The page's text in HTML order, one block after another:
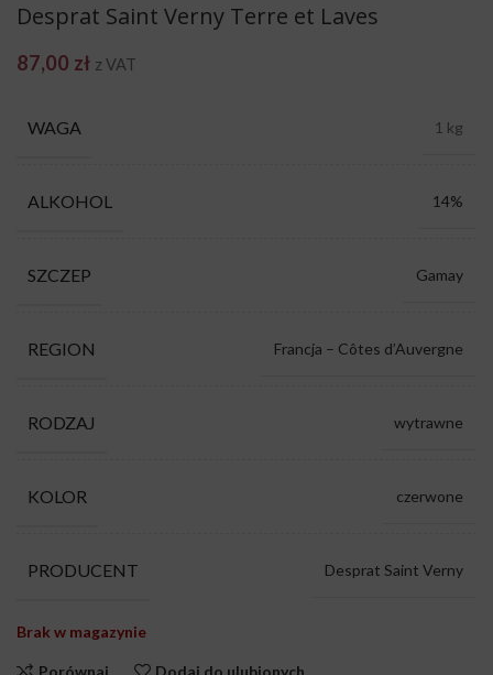
Desprat Saint Verny Terre et Laves
87,00 zł z VAT
WAGA 1 kg
ALKOHOL 14%
SZCZEP Gamay
REGION Francja – Côtes d’Auvergne
RODZAJ wytrawne
KOLOR czerwone
PRODUCENT Desprat Saint Verny
Brak w magazynie
Porównaj Dodaj do ulubionych